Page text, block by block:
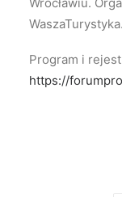
Program i
https://